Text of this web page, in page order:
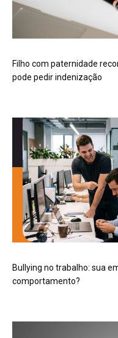
Filho com paternidade
pode pedir indenização
Bullying no trabalho: sua
comportamento?